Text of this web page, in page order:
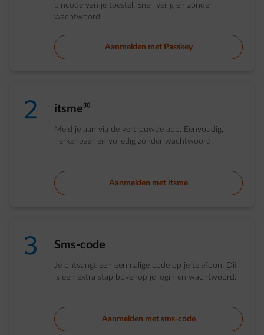
pincode van je toestel. Snel, veilig en zonder
wachtwoord.
Aanmelden met Passkey
number-2 itsme®
Meld je aan via de vertrouwde app. Eenvoudig,
herkenbaar en volledig zonder wachtwoord.
Aanmelden met itsme
number-3 Sms-code
Je ontvangt een eenmalige code op je telefoon. Dit
is een extra stap bovenop je login en wachtwoord.
Aanmelden met sms-code